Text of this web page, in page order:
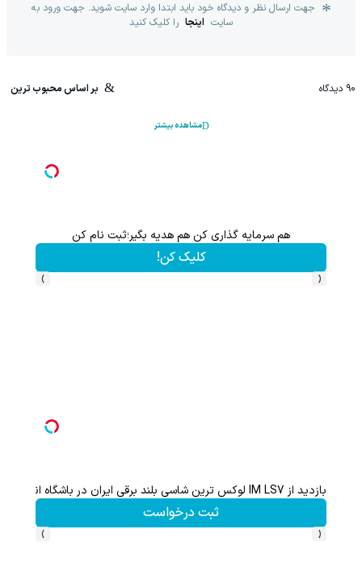
جهت ارسال نظر و دیدگاه خود باید ابتدا وارد سایت شوید. جهت ورود به
سایت اینجا را کلیک کنید
90 دیدگاه بر اساس محبوب ترین
مشاهده بیشتر
هم سرمایه گذاری کن هم هدیه بگیر؛ثبت نام کن
کلیک کن!
‹
›
بازدید از IM LS7 لوکس ترین شاسی بلند برقی ایران در باشگاه انقلاب
ثبت درخواست
‹
›